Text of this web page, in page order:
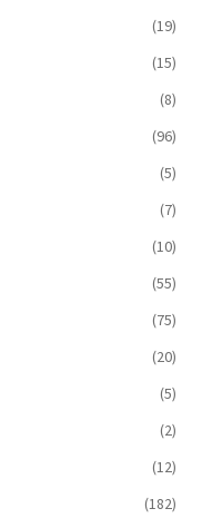
(19)
(15)
(8)
(96)
(5)
(7)
(10)
(55)
(75)
(20)
(5)
(2)
(12)
(182)